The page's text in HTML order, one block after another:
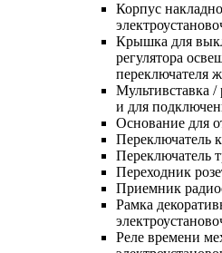
Корпус
Крышка для
регулятора
переключателя
Мультивставка /
и для
Основание для
Переключатель
Переключатель
Переходник
Приемник
Рамка
Реле времени